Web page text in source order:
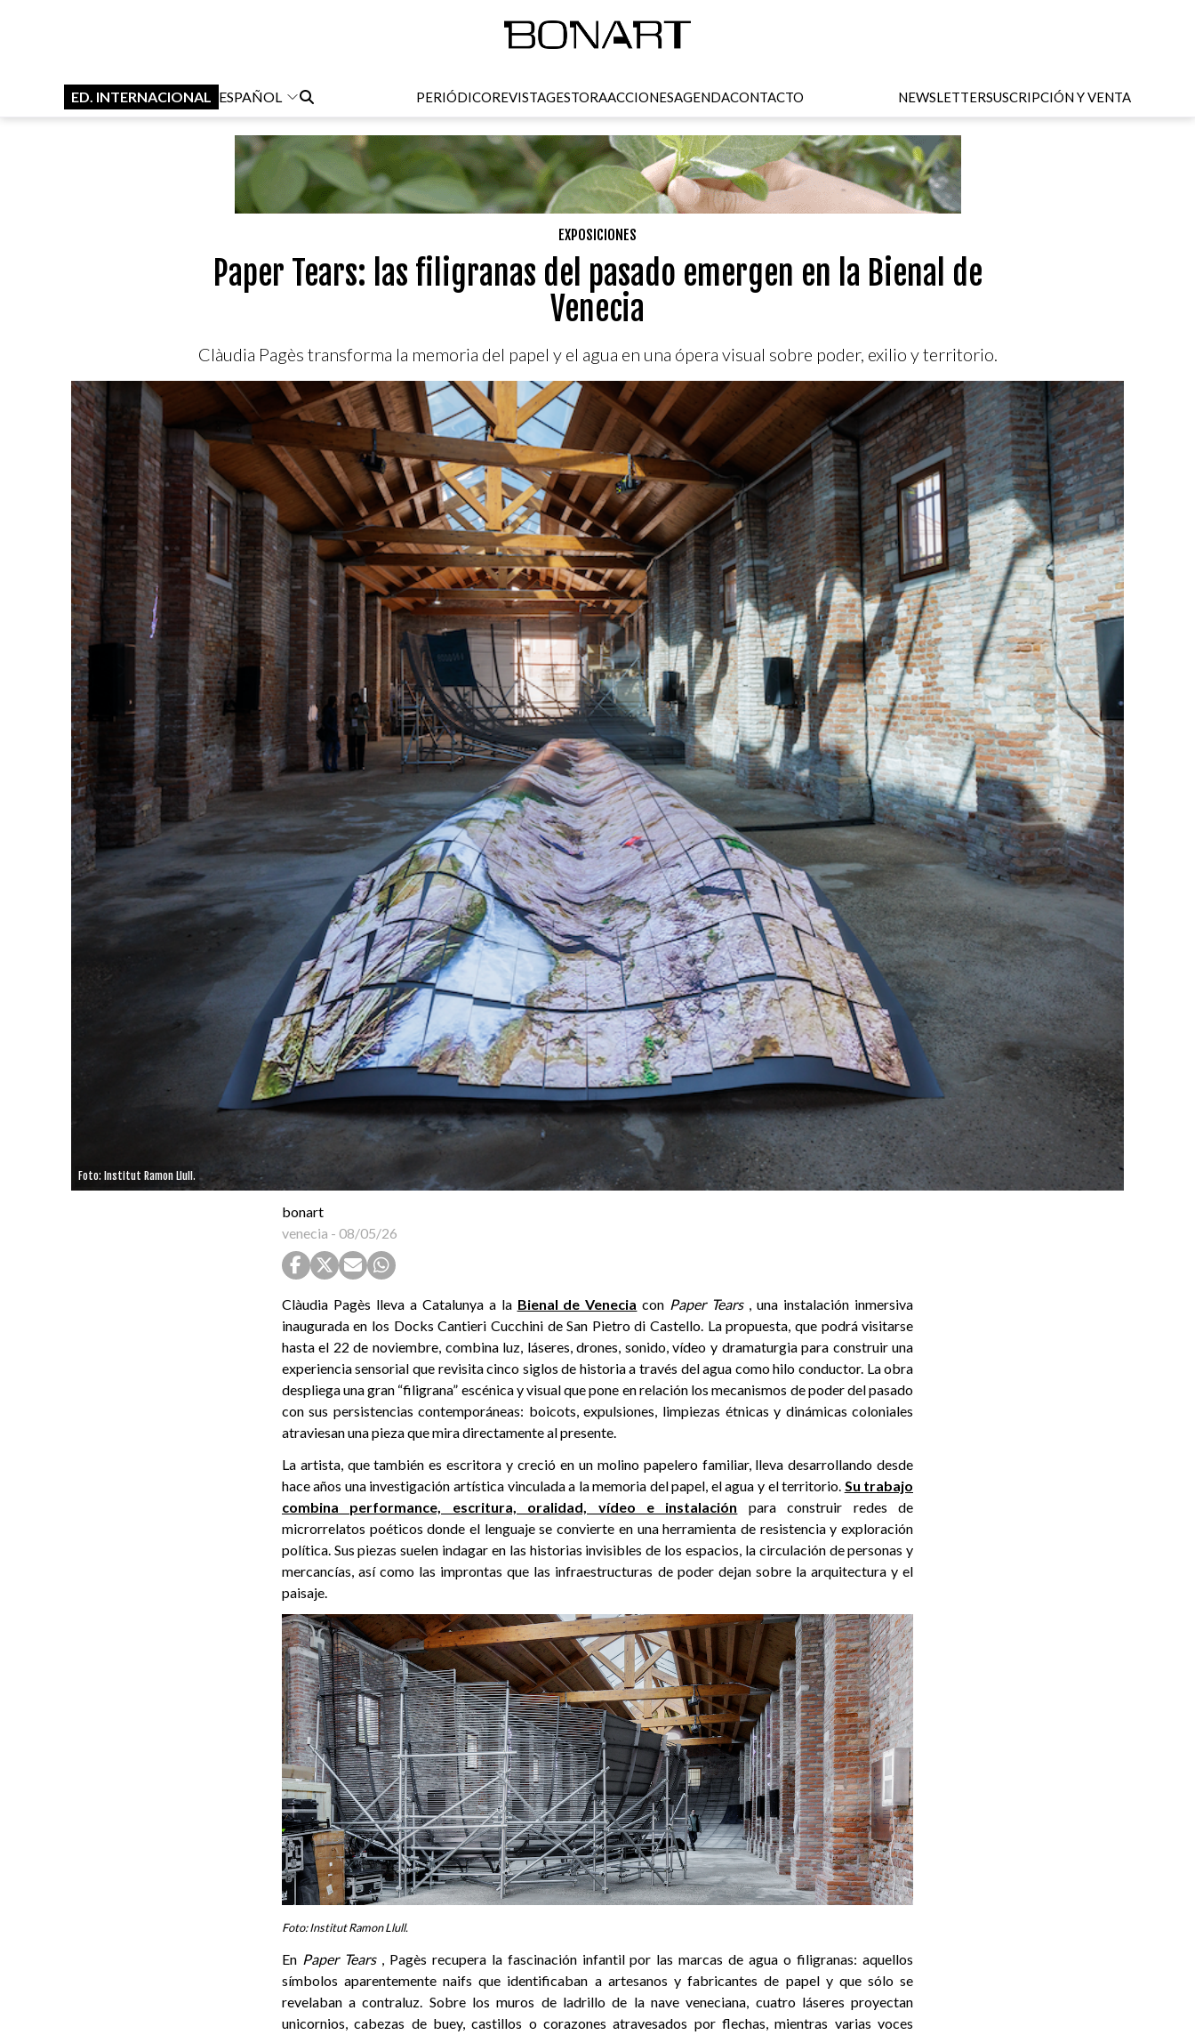
ED. INTERNACIONAL ESPAÑOL PERIÓDICOREVISTAGESTORAACCIONESAGENDACONTACTO NEWSLETTERSUSCRIPCIÓN Y VENTA
EXPOSICIONES
Paper Tears: las filigranas del pasado emergen en la Bienal de
Venecia
Clàudia Pagès transforma la memoria del papel y el agua en una ópera visual sobre poder, exilio y territorio.
Foto: Institut Ramon Llull.
bonart
venecia - 08/05/26
Clàudia Pagès lleva a Catalunya a la Bienal de Venecia con Paper Tears, una instalación inmersiva
inaugurada en los Docks Cantieri Cucchini de San Pietro di Castello. La propuesta, que podrá visitarse
hasta el 22 de noviembre, combina luz, láseres, drones, sonido, vídeo y dramaturgia para construir una
experiencia sensorial que revisita cinco siglos de historia a través del agua como hilo conductor. La obra
despliega una gran “filigrana” escénica y visual que pone en relación los mecanismos de poder del pasado
con sus persistencias contemporáneas: boicots, expulsiones, limpiezas étnicas y dinámicas coloniales
atraviesan una pieza que mira directamente al presente.
La artista, que también es escritora y creció en un molino papelero familiar, lleva desarrollando desde
hace años una investigación artística vinculada a la memoria del papel, el agua y el territorio. Su trabajo
combina performance, escritura, oralidad, vídeo e instalación para construir redes de
microrrelatos poéticos donde el lenguaje se convierte en una herramienta de resistencia y exploración
política. Sus piezas suelen indagar en las historias invisibles de los espacios, la circulación de personas y
mercancías, así como las improntas que las infraestructuras de poder dejan sobre la arquitectura y el
paisaje.
Foto: Institut Ramon Llull.
En Paper Tears, Pagès recupera la fascinación infantil por las marcas de agua o filigranas: aquellos
símbolos aparentemente naifs que identificaban a artesanos y fabricantes de papel y que sólo se
revelaban a contraluz. Sobre los muros de ladrillo de la nave veneciana, cuatro láseres proyectan
unicornios, cabezas de buey, castillos o corazones atravesados por flechas, mientras varias voces